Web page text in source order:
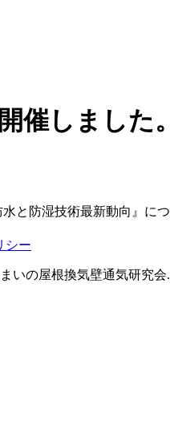
催しました
と防湿技術最新動向』に
シー
いの屋根換気壁通気研究会.